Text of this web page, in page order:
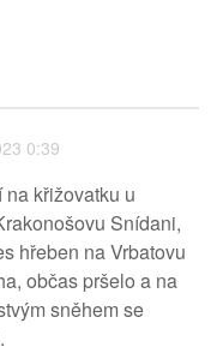
0:39
křižovatku u
Snídani,
hřeben na Vrbatovu
občas pršelo a na
sněhem se